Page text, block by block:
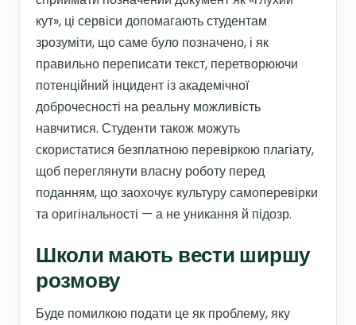
кут», ці сервіси допомагають студентам
зрозуміти, що саме було позначено, і як
правильно переписати текст, перетворюючи
потенційний інцидент із академічної
доброчесності на реальну можливість
навчитися. Студенти також можуть
скористатися безплатною перевіркою плагіату,
щоб переглянути власну роботу перед
поданням, що заохочує культуру самоперевірки
та оригінальності — а не уникання й підозр.
Школи мають вести ширшу
розмову
Буде помилкою подати це як проблему, яку